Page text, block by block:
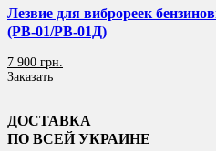
Лезвие для виброреек
(РВ-01/РВ-01Д)
7 900 грн.
Заказать
ДОСТАВКА
ПО ВСЕЙ УКРАИНЕ